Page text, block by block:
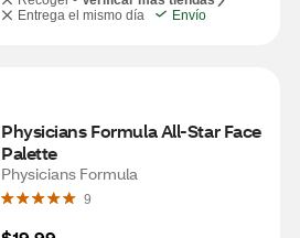
Entrega el mismo día
Envío
Physicians Formula All-Star Face
Palette
Physicians Formula
9